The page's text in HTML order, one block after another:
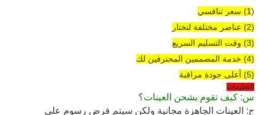
(1) سعر تنافسي
(2) عناصر مختلفة لتختار
(3) وقت التسليم السريع
(4) خدمة المصممين المحترفين لك
(5) أعلى جودة مراقبة
التعليمات
س: كيف تقوم بشحن العينات؟